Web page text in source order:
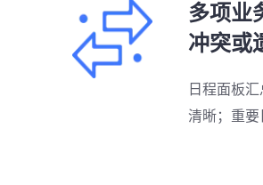
多项业
冲突或
日程面板
清晰；重